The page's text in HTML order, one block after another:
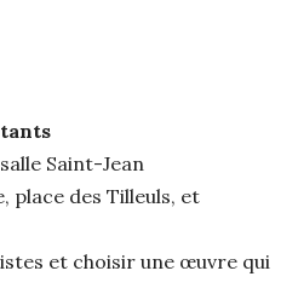
Saint-Jean
place des Tilleuls, et
et choisir une œuvre qui